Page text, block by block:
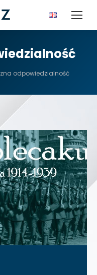
odpowiedzialność